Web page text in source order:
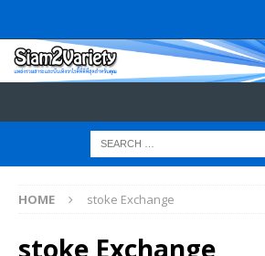
HOME stoke Exchange
stoke Exchange